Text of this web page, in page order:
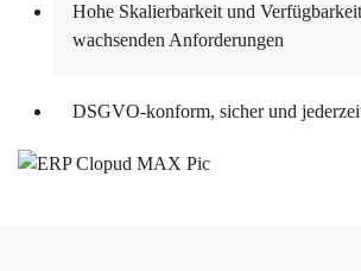
Hohe Skalierbarkeit und
wachsenden Anforderungen
DSGVO-konform, sicher und